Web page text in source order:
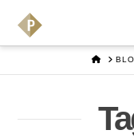
HOME